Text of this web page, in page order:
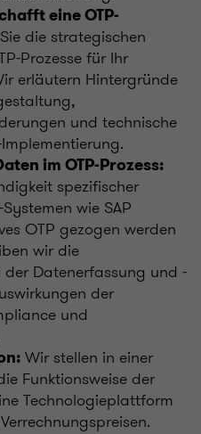
eine OTP-
die strategischen
Prozesse für Ihr
erläutern Hintergründe
und technische
im OTP-Prozess:
spezifischer
wie SAP
OTP gezogen werden
wir die
Datenerfassung und -
der
und
Wir stellen in einer
Funktionsweise der
Technologieplattform